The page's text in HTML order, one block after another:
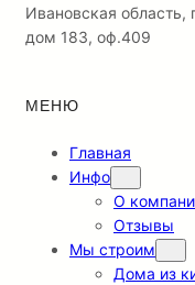
Ивановская область,
дом 183, оф.409
МЕНЮ
Главная
Инфо
О
Отзывы
Мы строим
Дома из